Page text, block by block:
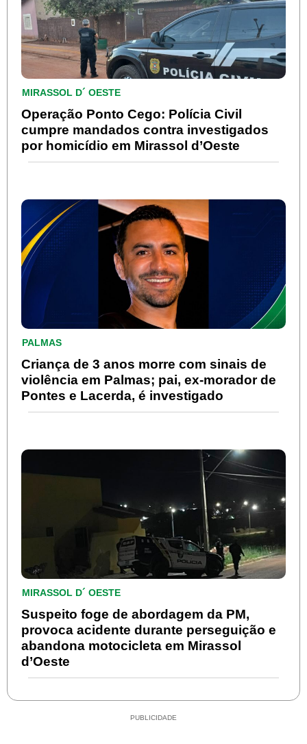
MIRASSOL D´ OESTE
Operação Ponto Cego: Polícia Civil
cumpre mandados contra investigados
por homicídio em Mirassol d’Oeste
PALMAS
Criança de 3 anos morre com sinais de
violência em Palmas; pai, ex-morador de
Pontes e Lacerda, é investigado
MIRASSOL D´ OESTE
Suspeito foge de abordagem da PM,
provoca acidente durante perseguição e
abandona motocicleta em Mirassol
d’Oeste
PUBLICIDADE